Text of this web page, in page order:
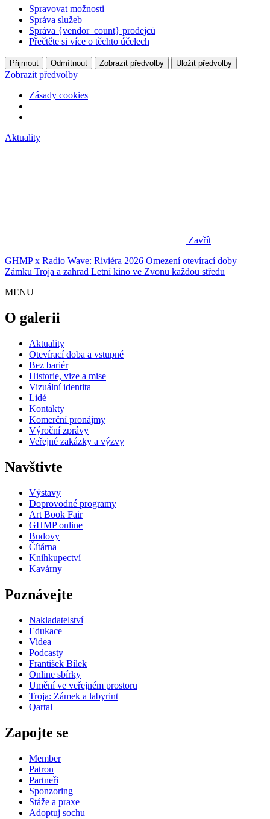
Spravovat možnosti
Správa služeb
Správa {vendor_count} prodejců
Přečtěte si více o těchto účelech
Přijmout Odmítnout Zobrazit předvolby Uložit předvolby
Zobrazit předvolby
Zásady cookies
Aktuality
Zavřít
GHMP x Radio Wave: Riviéra 2026 Omezení otevírací doby
Zámku Troja a zahrad Letní kino ve Zvonu každou středu
MENU
O galerii
Aktuality
Otevírací doba a vstupné
Bez bariér
Historie, vize a mise
Vizuální identita
Lidé
Kontakty
Komerční pronájmy
Výroční zprávy
Veřejné zakázky a výzvy
Navštivte
Výstavy
Doprovodné programy
Art Book Fair
GHMP online
Budovy
Čítárna
Knihkupectví
Kavárny
Poznávejte
Nakladatelství
Edukace
Videa
Podcasty
František Bílek
Online sbírky
Umění ve veřejném prostoru
Troja: Zámek a labyrint
Qartal
Zapojte se
Member
Patron
Partneři
Sponzoring
Stáže a praxe
Adoptuj sochu